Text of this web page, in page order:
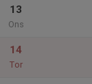
13
Ons
14
Tor